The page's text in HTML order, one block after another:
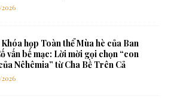
họp Toàn thể Mùa hè của Ban
vấn bế mạc: Lời mời gọi chọn “con
Nêhêmia” từ Cha Bề Trên Cả